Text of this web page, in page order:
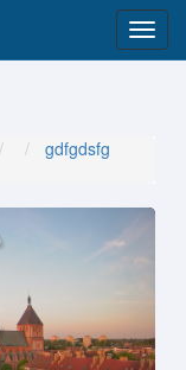
gdfgdsfg